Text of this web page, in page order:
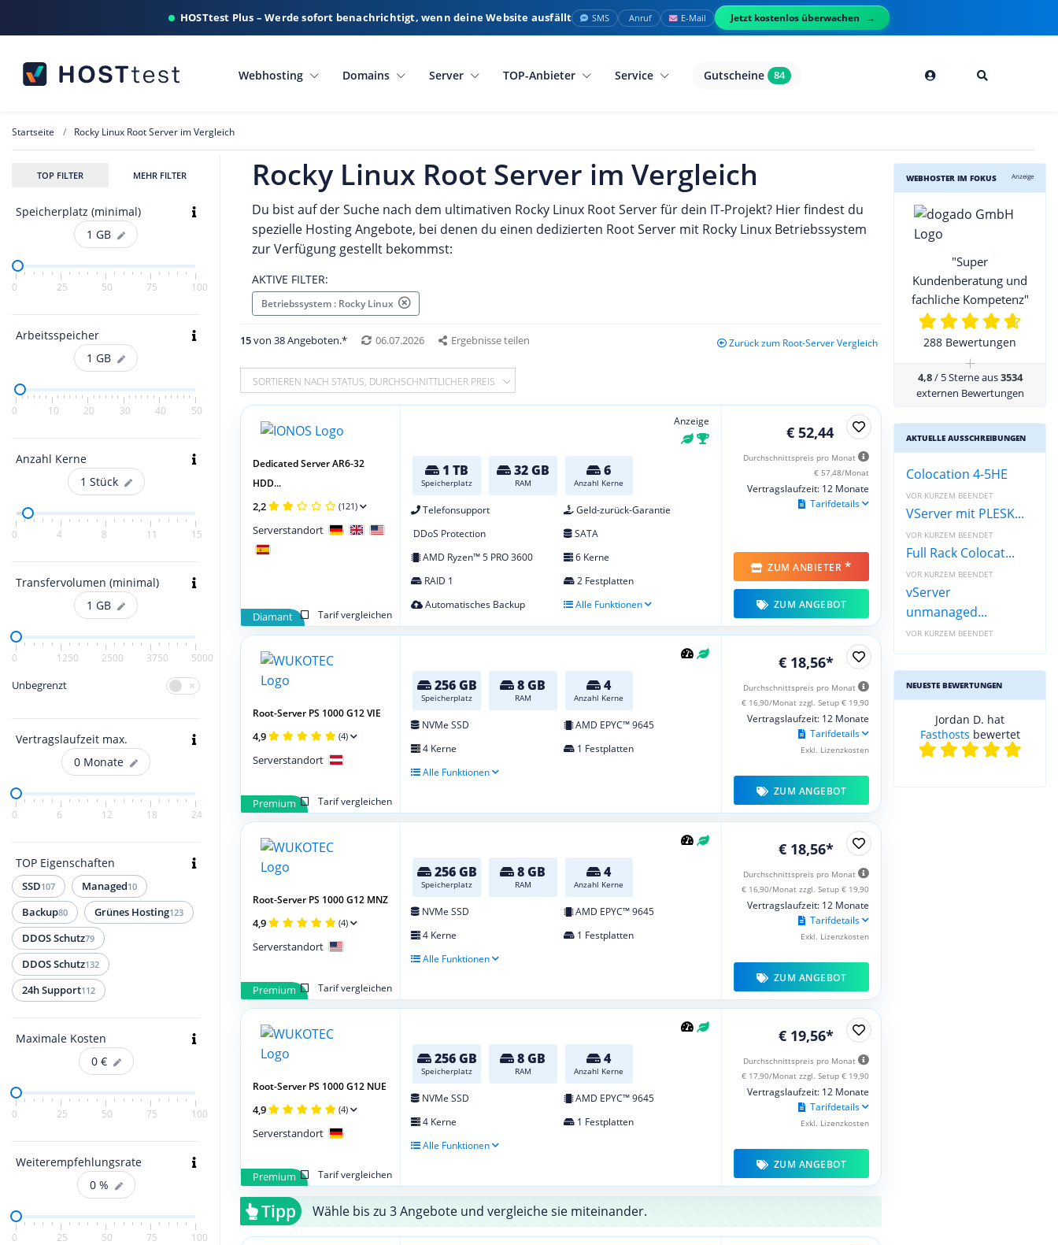
HOSTtest Plus – Werde sofort benachrichtigt, wenn deine Website ausfällt SMS Anruf E-Mail Jetzt kostenlos überwachen
Webhosting Domains Server TOP-Anbieter Service Gutscheine 84
Startseite Rocky Linux Root Server im Vergleich
TOP FILTER MEHR FILTER
Speicherplatz (minimal)
1 GB
0 25 50 75 100
Arbeitsspeicher
1 GB
0 10 20 30 40 50
Anzahl Kerne
1 Stück
0 4 8 11 15
Transfervolumen (minimal)
1 GB
0 1250 2500 3750 5000
Unbegrenzt
Vertragslaufzeit max.
0 Monate
0 6 12 18 24
TOP Eigenschaften
SSD107 Managed10
Backup80 Grünes Hosting123
DDOS Schutz79
DDOS Schutz132
24h Support112
Maximale Kosten
0 €
0 25 50 75 100
Weiterempfehlungsrate
0 %
0 25 50 75 100
Rocky Linux Root Server im Vergleich
Du bist auf der Suche nach dem ultimativen Rocky Linux Root Server für dein IT-Projekt? Hier findest du
spezielle Hosting Angebote, bei denen du einen dedizierten Root Server mit Rocky Linux Betriebssystem
zur Verfügung gestellt bekommst:
AKTIVE FILTER:
Betriebssystem : Rocky Linux
15von 38 Angeboten.* 06.07.2026 Ergebnisse teilen Zurück zum Root-Server Vergleich
SORTIEREN NACH STATUS, DURCHSCHNITTLICHER PREIS
Anzeige
1 TB
Speicherplatz
32 GB
RAM
6
Anzahl Kerne
Telefonsupport
Geld-zurück-Garantie
DDoS Protection
SATA
AMD Ryzen™ 5 PRO 3600
6 Kerne
RAID 1
2 Festplatten
Automatisches Backup
Alle Funktionen
Diamant
Tarif vergleichen
Dedicated Server AR6-32
HDD...
2,2 (121)
Serverstandort
€ 52,44
Durchschnittspreis pro Monat
€ 57,48/Monat
Vertragslaufzeit: 12 Monate
Tarifdetails
ZUM ANBIETER *
ZUM ANGEBOT
256 GB
Speicherplatz
8 GB
RAM
4
Anzahl Kerne
NVMe SSD
AMD EPYC™ 9645
4 Kerne
1 Festplatten
Alle Funktionen
Premium Tarif vergleichen
Root-Server PS 1000 G12 VIE
4,9 (4)
Serverstandort
€ 18,56*
Durchschnittspreis pro Monat
€ 16,90/Monat zzgl. Setup € 19,90
Vertragslaufzeit: 12 Monate
Tarifdetails
Exkl. Lizenzkosten
ZUM ANGEBOT
256 GB
Speicherplatz
8 GB
RAM
4
Anzahl Kerne
NVMe SSD
AMD EPYC™ 9645
4 Kerne
1 Festplatten
Alle Funktionen
Premium Tarif vergleichen
Root-Server PS 1000 G12 MNZ
4,9 (4)
Serverstandort
€ 18,56*
Durchschnittspreis pro Monat
€ 16,90/Monat zzgl. Setup € 19,90
Vertragslaufzeit: 12 Monate
Tarifdetails
Exkl. Lizenzkosten
ZUM ANGEBOT
256 GB
Speicherplatz
8 GB
RAM
4
Anzahl Kerne
NVMe SSD
AMD EPYC™ 9645
4 Kerne
1 Festplatten
Alle Funktionen
Premium Tarif vergleichen
Root-Server PS 1000 G12 NUE
4,9 (4)
Serverstandort
€ 19,56*
Durchschnittspreis pro Monat
€ 17,90/Monat zzgl. Setup € 19,90
Vertragslaufzeit: 12 Monate
Tarifdetails
Exkl. Lizenzkosten
ZUM ANGEBOT
Tipp Wähle bis zu 3 Angebote und vergleiche sie miteinander.
WEBHOSTER IM FOKUS Anzeige
"Super
Kundenberatung und
fachliche Kompetenz"
288 Bewertungen
+
4,8/ 5 Sterne aus3534
externen Bewertungen
AKTUELLE AUSSCHREIBUNGEN
Colocation 4-5HE
VOR KURZEM BEENDET
VServer mit PLESK...
VOR KURZEM BEENDET
Full Rack Colocat...
VOR KURZEM BEENDET
vServer
unmanaged...
VOR KURZEM BEENDET
NEUESTE BEWERTUNGEN
Jordan D. hat
Fasthosts bewertet